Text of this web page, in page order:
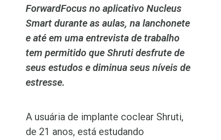
ForwardFocus no aplicativo Nucleus
Smart durante as aulas, na lanchonete
e até em uma entrevista de trabalho
tem permitido que Shruti desfrute de
seus estudos e diminua seus níveis de
estresse.
A usuária de implante coclear Shruti,
de 21 anos, está estudando